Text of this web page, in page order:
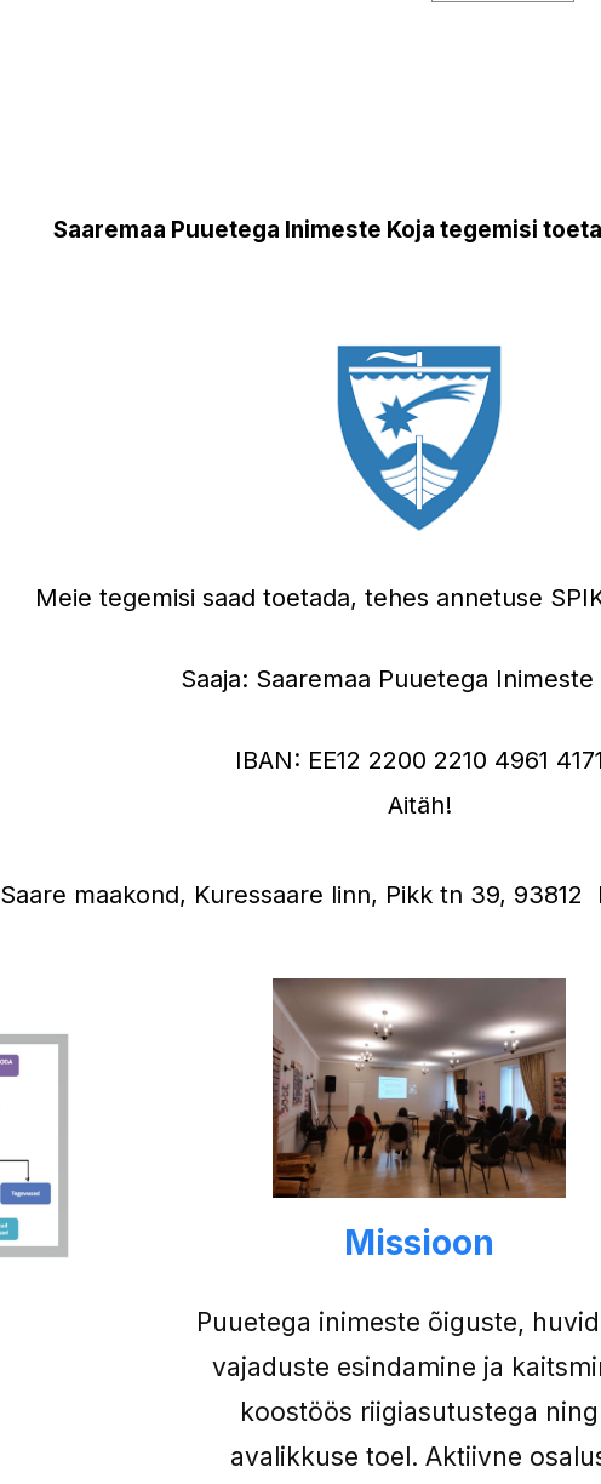
Saaremaa Puuetega Inimeste Koja tegemisi
Meie tegemisi saad toetada, tehes annetuse
Saaja: Saaremaa Puuetega Inimeste
IBAN: EE12 2200 2210 4961 4171
Aitäh!
maakond, Kuressaare linn, Pikk tn 39, 93812
Missioon
Puuetega inimeste õiguste,
vajaduste esindamine ja
koostöös riigiasutustega ning
avalikkuse toel. Aktiivne